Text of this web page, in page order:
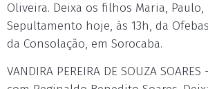
Oliveira. Deixa os filhos Maria, Paulo,
Sepultamento hoje, às 13h, da
da Consolação, em Sorocaba.
VANDIRA PEREIRA DE SOUZA